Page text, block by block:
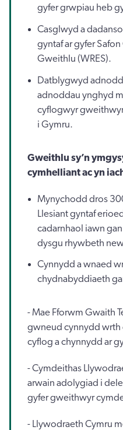
gyfer grwpiau heb
Casglwyd a
gyntaf ar gyfer
Gweithlu (WRES).
Datblygwyd
adnoddau ynghyd
cyflogwyr
i Gymru.
Gweithlu sy’n
cymhelliant ac yn
Mynychodd dros
Llesiant gyntaf
cadarnhaol iawn
dysgu rhywbeth
Cynnydd a wnaed
chydnabyddiaeth
- Mae Fforwm Gwaith
gwneud cynnydd
cyflog a chynnydd ar
- Cymdeithas
arwain adolygiad i
gyfer gweithwyr
- Llywodraeth Cymru